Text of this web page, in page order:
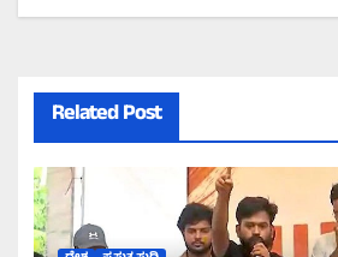
Related Post